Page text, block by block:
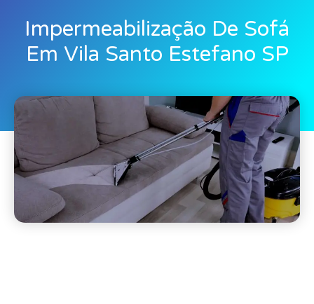
Impermeabilização De Sofá
Em Vila Santo Estefano SP